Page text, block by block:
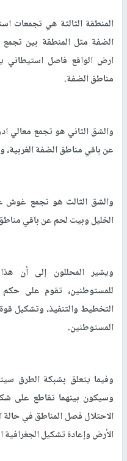
المنطقة الثالثة هي تجمعات
الضفة مثل المنطقة بين
ارض الواقع فاصل استيطاني
مناطق الضفة.
والشق الثاني هو تجمع معالي
عن باقي مناطق الضفة الغربية،
والشق الثالث هو تجمع
الخليل وبيت لحم عن باقي
ويشير المحللون إلى أن
للمستوطنين، تقوم على
التخطيط والتنفيذ، وتشكيل
المستوطنين.
وفيما يتعلق بشبكة الطرق
وسيكون بينهما تقاطع على
الاحتلال فصل المناطق في
الأرض وإعادة تشكيل الجغرافية